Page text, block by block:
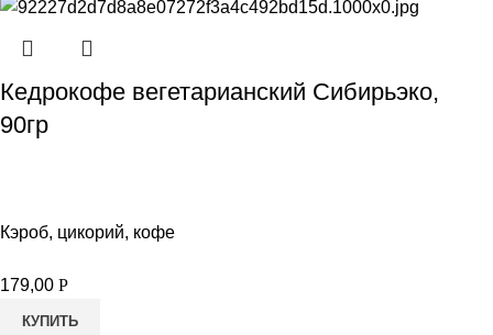
Кедрокофе вегетарианский Сибирьэко,
90гр
Кэроб, цикорий, кофе
179,00 Р
КУПИТЬ